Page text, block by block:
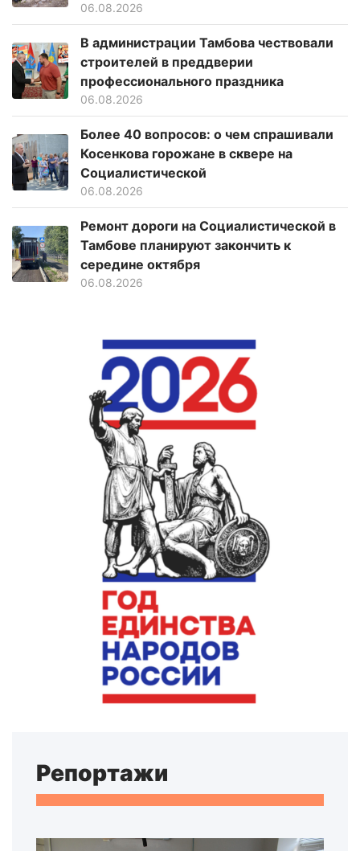
06.08.2026
В администрации Тамбова чествовали
строителей в преддверии
профессионального праздника
06.08.2026
Более 40 вопросов: о чем спрашивали
Косенкова горожане в сквере на
Социалистической
06.08.2026
Ремонт дороги на Социалистической в
Тамбове планируют закончить к
середине октября
06.08.2026
Репортажи